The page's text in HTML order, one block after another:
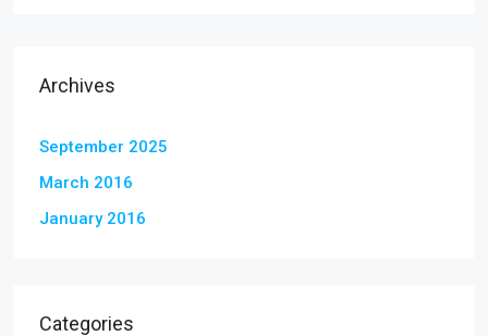
Archives
September 2025
March 2016
January 2016
Categories